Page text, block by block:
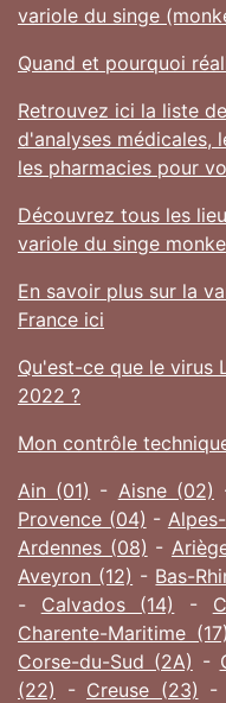
variole du singe
Quand et pourquoi
Retrouvez ici la liste
d'analyses médicales,
les pharmacies pour
Découvrez tous les
variole du singe
En savoir plus sur la
France ici
Qu'est-ce que le virus
2022 ?
Mon contrôle
Ain (01) - Aisne (02)
Provence (04) -
Ardennes (08) -
Aveyron (12) - Bas-
- Calvados (14) -
Charente-Maritime (17)
Corse-du-Sud (2A) -
(22) - Creuse (23) -